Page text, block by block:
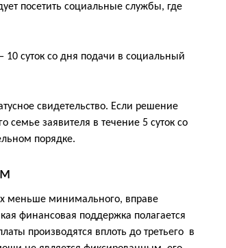
посетить социальные службы, где
суток со дня подачи в социальный
свидетельство. Если решение
семье заявителя в течение 5 суток со
порядке.
меньше минимального, вправе
финансовая поддержка полагается
производятся вплоть до третьего в